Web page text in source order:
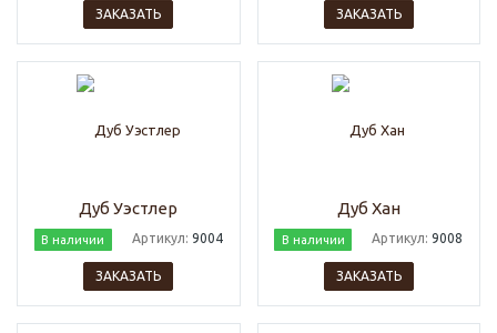
ЗАКАЗАТЬ ЗАКАЗАТЬ
Дуб Уэстлер
В наличии Артикул: 9004
ЗАКАЗАТЬ
Дуб Хан
В наличии Артикул:9008
ЗАКАЗАТЬ